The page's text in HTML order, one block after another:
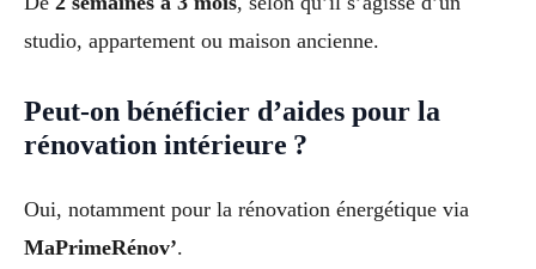
studio, appartement ou maison ancienne.
Peut-on bénéficier d’aides pour la
rénovation intérieure ?
Oui, notamment pour la rénovation énergétique via
MaPrimeRénov’.